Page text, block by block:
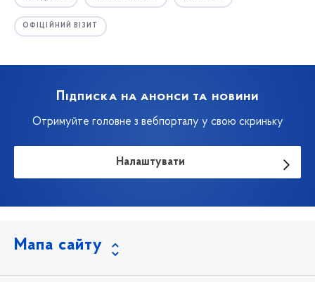
ОФІЦІЙНИЙ ВІЗИТ
Підписка на анонси та новини
Отримуйте головне з вебпорталу у свою скриньку
Налаштувати
Мапа сайту